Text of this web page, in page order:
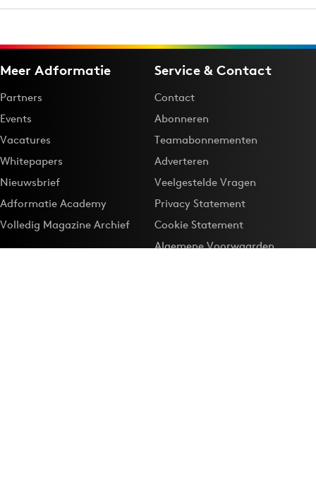
Meer Adformatie
Partners
Events
Vacatures
Whitepapers
Nieuwsbrief
Adformatie Academy
Volledig Magazine Archief
Service & Contact
Contact
Abonneren
Teamabonnementen
Adverteren
Veelgestelde Vragen
Privacy Statement
Cookie Statement
Algemene Voorwaarden